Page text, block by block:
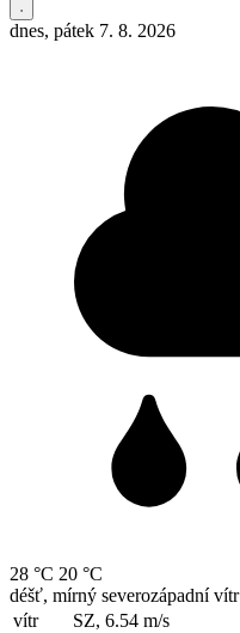
dnes, pátek 7. 8. 2026
28 °C 20 °C
déšť, mírný severozápadní vítr
vítr
SZ, 6.54 m/s